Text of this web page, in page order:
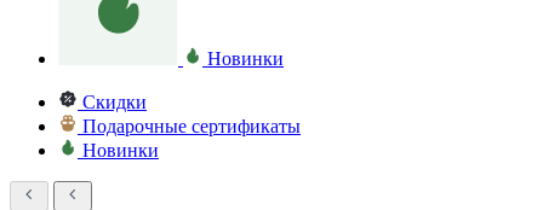
Новинки
Скидки
Подарочные сертификаты
Новинки